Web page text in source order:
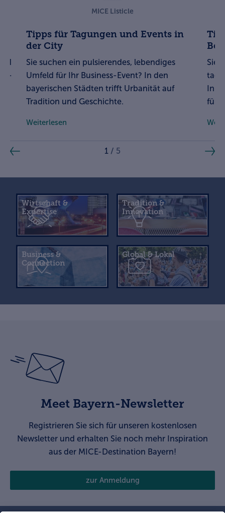
MICE Listicle
Tipps für Tagungen und Events in
der City
Sie suchen ein pulsierendes, lebendiges
Umfeld für Ihr Business-Event? In den
bayerischen Städten trifft Urbanität auf
Tradition und Geschichte.
Weiterlesen
Sie
In
für
1 / 5
Wirtschaft &
Expertise
Tradition &
Innovation
Business &
Connection
Global & Lokal
Meet Bayern-Newsletter
Registrieren Sie sich für unseren kostenlosen
Newsletter und erhalten Sie noch mehr Inspiration
aus der MICE-Destination Bayern!
zur Anmeldung